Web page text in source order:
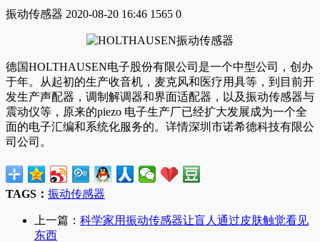
振动传感器 2020-08-20 16:46 1565 0
德国HOLTHAUSEN电子股份有限公司是一个中型公司，创办
于年。从起初的生产收音机，麦克风和医疗用具等，到目前开
发生产声配器，调制解调器和界面适配器，以及振动传感器与
震动仪等，原来的piezo 电子生产厂已经扩大发展成为一个全
面的电子汇编和系统化服务的。详情深圳市诺希德科技有限公
司公司。
TAGS： 振动传感器
上一篇： 科学家用振动传感器让盲人通过皮肤触觉看见
东西